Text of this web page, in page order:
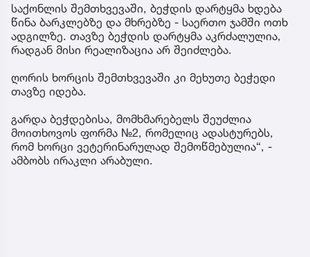
საქონლის შემთხვევაში, ბეჭდის დარტყმა ხდება
წინა ბარკლებზე და მხრებზე - საერთო ჯამში ოთხ
ადგილზე. თავზე ბეჭდის დარტყმა აკრძალულია,
რადგან მისი რეალიზაცია არ შეიძლება.
ღორის ხორცის შემთხვევაში კი მეხუთე ბეჭედი
თავზე იდება.
გარდა ბეჭდებისა, მომხმარებელს შეუძლია
მოითხოვოს ფორმა №2, რომელიც ადასტურებს,
რომ ხორცი ვეტერინარულად შემოწმებულია“, -
ამბობს ირაკლი არაბული.